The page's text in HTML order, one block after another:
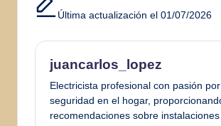
Última actualización el 01/07/2026
juancarlos_lopez
Electricista profesional con pasión
seguridad en el hogar,
recomendaciones sobre